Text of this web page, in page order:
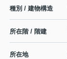
種別 / 建物構造
所在階 / 階建
所在地